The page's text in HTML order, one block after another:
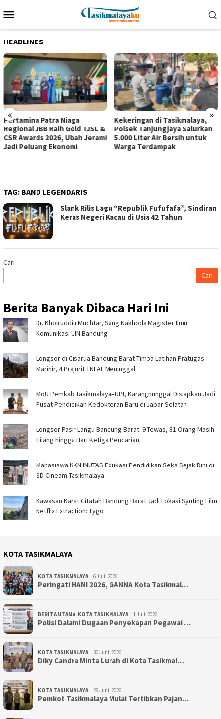
ke
Mobile
HEADLINES
« »
Pertamina Patra Niaga
Regional JBB Raih Gold TJSL &
CSR Awards 2026, Ubah Jerami
Jadi Peluang Ekonomi
Kekeringan di Tasikmalaya,
Polsek Tanjungjaya Salurkan
5.000 Liter Air Bersih untuk
Warga Terdampak
TAG: BAND LEGENDARIS
Slank Rilis Lagu “Republik Fufufafa”, Sindiran
Keras Negeri Kacau di Usia 42 Tahun
Cari
Cari
Berita Banyak Dibaca Hari Ini
Dr. Khoiruddin Muchtar, Sang Nakhoda Magister Ilmu
Komunikasi UIN Bandung
Longsor di Cisarua Bandung Barat Timpa Latihan Pra­tugas
Marinir, 4 Prajurit TNI AL Meninggal
MoU Pemkab Tasikmalaya–UPI, Karangnunggal Disiapkan Jadi
Pusat Pendidikan Kedokteran Baru di Jabar Selatan
Longsor Pasir Langu Bandung Barat: 9 Tewas, 81 Orang Masih
Hilang hingga Hari Ketiga Pencarian
Mahasiswa KKN INUTAS Edukasi Pendidikan Seks Sejak Dini di
SD Cineam Tasikmalaya
Kawasan Karst Citatah Bandung Barat Jadi Lokasi Syuting Film
Netflix Extraction: Tygo
KOTA TASIKMALAYA
KOTA TASIKMALAYA 6 Juli, 2026
Peringati HANI 2026, GANNA Kota Tasikmal…
BERITA UTAMA KOTA TASIKMALAYA 1 Juli, 2026
Polisi Dalami Dugaan Penyekapan Pegawai …
KOTA TASIKMALAYA 30 Juni, 2026
Diky Candra Minta Lurah di Kota Tasikmal…
KOTA TASIKMALAYA 29 Juni, 2026
Pemkot Tasikmalaya Mulai Tertibkan Pajan…